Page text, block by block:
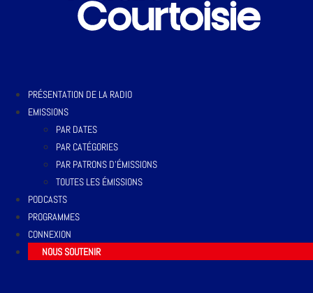
PRÉSENTATION DE LA RADIO
EMISSIONS
PAR DATES
PAR CATÉGORIES
PAR PATRONS D’ÉMISSIONS
TOUTES LES ÉMISSIONS
PODCASTS
PROGRAMMES
CONNEXION
NOUS SOUTENIR